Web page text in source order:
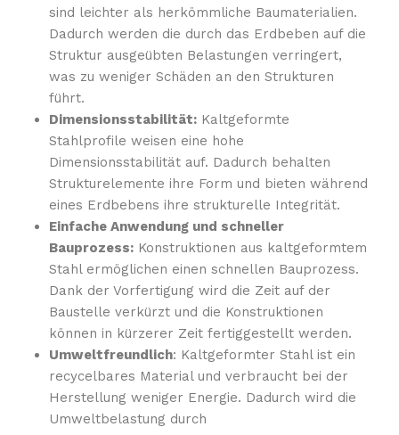
sind leichter als herkömmliche Baumaterialien.
Dadurch werden die durch das Erdbeben auf die
Struktur ausgeübten Belastungen verringert,
was zu weniger Schäden an den Strukturen
führt.
Dimensionsstabilität: Kaltgeformte
Stahlprofile weisen eine hohe
Dimensionsstabilität auf. Dadurch behalten
Strukturelemente ihre Form und bieten während
eines Erdbebens ihre strukturelle Integrität.
Einfache Anwendung und schneller
Bauprozess: Konstruktionen aus kaltgeformtem
Stahl ermöglichen einen schnellen Bauprozess.
Dank der Vorfertigung wird die Zeit auf der
Baustelle verkürzt und die Konstruktionen
können in kürzerer Zeit fertiggestellt werden.
Umweltfreundlich: Kaltgeformter Stahl ist ein
recycelbares Material und verbraucht bei der
Herstellung weniger Energie. Dadurch wird die
Umweltbelastung durch